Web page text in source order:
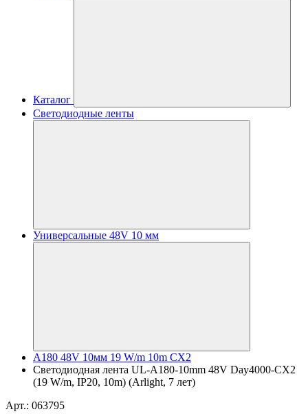
Каталог
Светодиодные ленты
Универсальные 48V 10 мм
A180 48V 10мм 19 W/m 10m CX2
Светодиодная лента UL-A180-10mm 48V Day4000-CX2
(19 W/m, IP20, 10m) (Arlight, 7 лет)
Арт.: 063795